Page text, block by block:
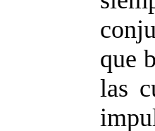
que
las